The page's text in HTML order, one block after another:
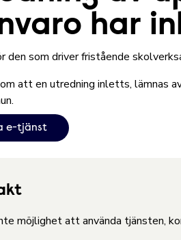
har
den som driver fristående
att en utredning inletts, lämnas
e-tjänst
möjlighet att använda tjänsten,